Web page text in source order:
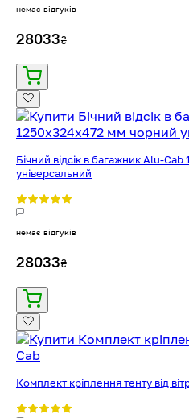
немає відгуків
28033₴
Бічний відсік в багажник Alu-
універсальний
немає відгуків
28033₴
Комплект кріплення тенту від